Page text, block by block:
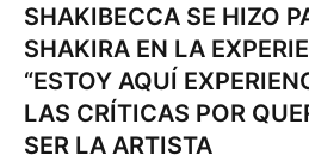
SHAKIBECCA SE HIZO
SHAKIRA EN LA
“ESTOY AQUÍ
LAS CRÍTICAS POR
SER LA ARTISTA